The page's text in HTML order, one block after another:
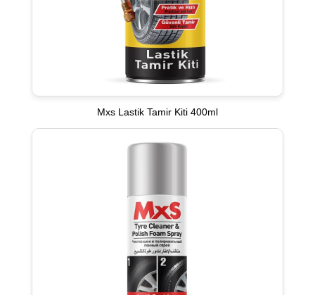
Mxs Lastik Tamir Kiti 400ml